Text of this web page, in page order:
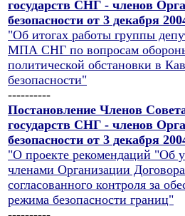
государств СНГ - членов
безопасности от 3 декабря
"Об итогах работы группы
МПА СНГ по вопросам
политической обстановки в
безопасности"
----------
Постановление Членов
государств СНГ - членов
безопасности от 3 декабря
"О проекте рекомендаций "Об
членами Организации
согласованного контроля за
режима безопасности границ"